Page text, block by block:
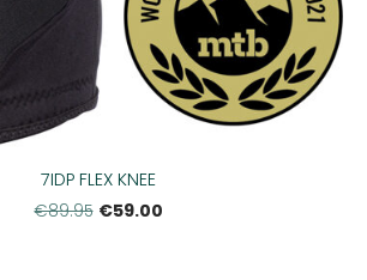
7IDP FLEX KNEE
€89.95 €59.00